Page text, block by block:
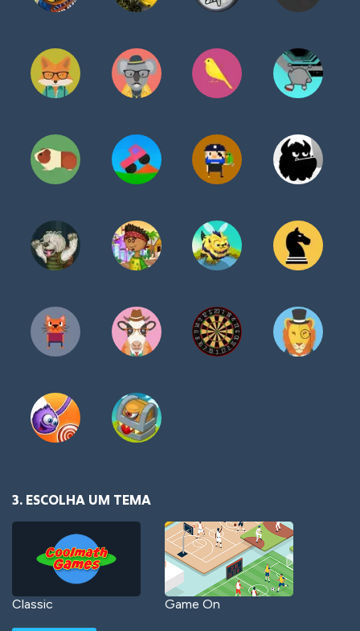
3. ESCOLHA UM TEMA
Classic Game On